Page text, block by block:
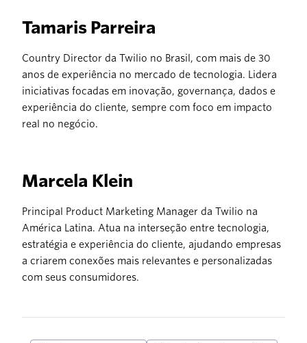
Tamaris Parreira
Country Director da Twilio no Brasil, com mais de 30
anos de experiência no mercado de tecnologia. Lidera
iniciativas focadas em inovação, governança, dados e
experiência do cliente, sempre com foco em impacto
real no negócio.
Marcela Klein
Principal Product Marketing Manager da Twilio na
América Latina. Atua na interseção entre tecnologia,
estratégia e experiência do cliente, ajudando empresas
a criarem conexões mais relevantes e personalizadas
com seus consumidores.